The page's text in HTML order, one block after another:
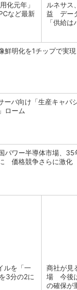
化元年」
など最新
ルネサス
益 デー
「供給は
鮮明化を1チップで実
ーバ向け「生産キャパ
ローム
パワー半導体市場、35
価格競争さらに激化
ルを「一
3分の2に
商社が見
場 今後
の確保が